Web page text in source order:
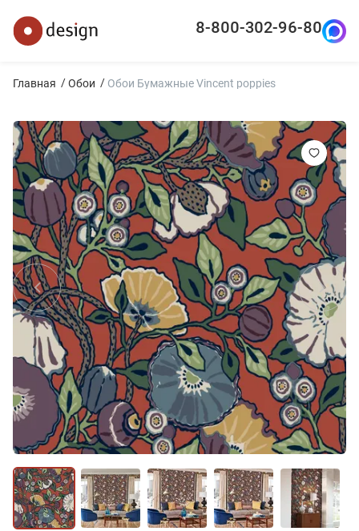
8-800-302-96-80
Главная Обои Обои Бумажные Vincent poppies